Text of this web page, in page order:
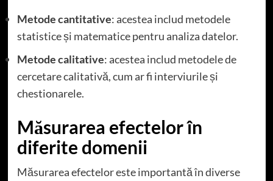
Metode cantitative: acestea includ metodele
statistice și matematice pentru analiza datelor.
Metode calitative: acestea includ metodele de
cercetare calitativă, cum ar fi interviurile și
chestionarele.
Măsurarea efectelor în
diferite domenii
Măsurarea efectelor este importantă în diverse